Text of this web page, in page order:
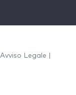
Avviso Legale